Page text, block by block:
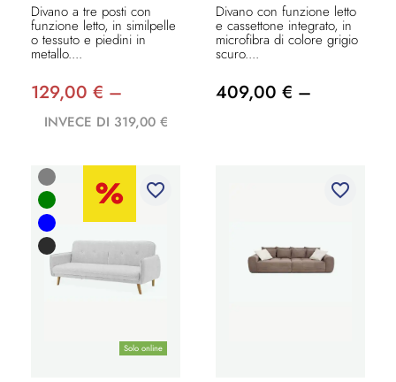
Divano a tre posti con
funzione letto, in similpelle
o tessuto e piedini in
metallo....
129,00 € –
INVECE DI 319,00 €
Divano con funzione letto
e cassettone integrato, in
microfibra di colore grigio
scuro....
409,00 € –
Solo online
favorite_border favorite_border